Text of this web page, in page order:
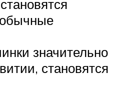
значительно
становятся